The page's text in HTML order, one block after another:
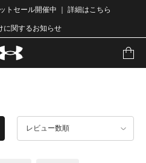
トセール開催中 ｜ 詳細はこちら
に関するお知らせ
レビュー数順